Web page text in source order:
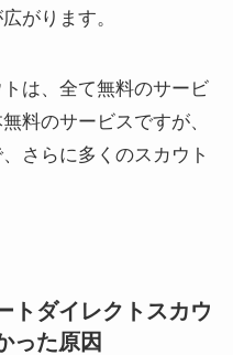
がります。
は、全て無料のサービ
料のサービスですが、
さらに多くのスカウト
トダイレクトスカウ
った原因